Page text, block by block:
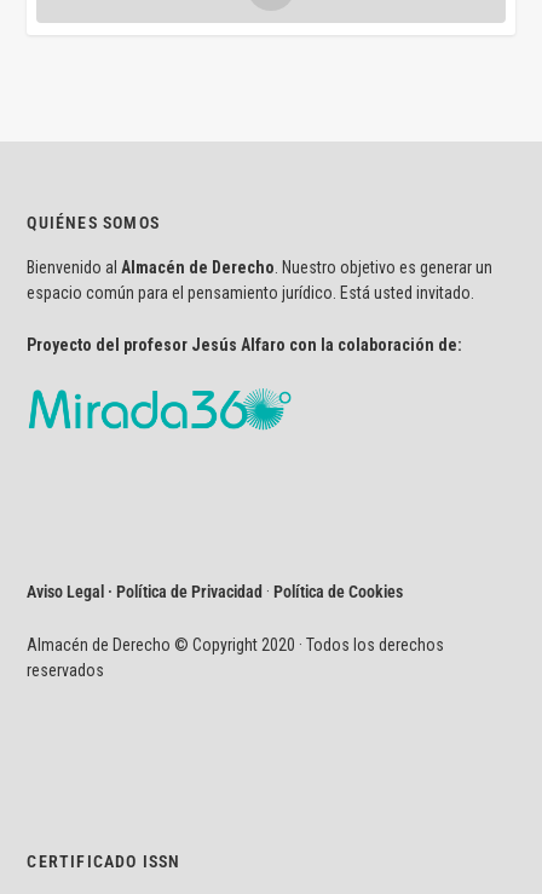
QUIÉNES SOMOS
Bienvenido al Almacén de Derecho . Nuestro objetivo es generar un
espacio común para el pensamiento jurídico. Está usted invitado.
Proyecto del profesor Jesús Alfaro con la colaboración de:
Aviso Legal · Política de Privacidad ·Política de Cookies
Almacén de Derecho © Copyright 2020 · Todos los derechos
reservados
CERTIFICADO ISSN